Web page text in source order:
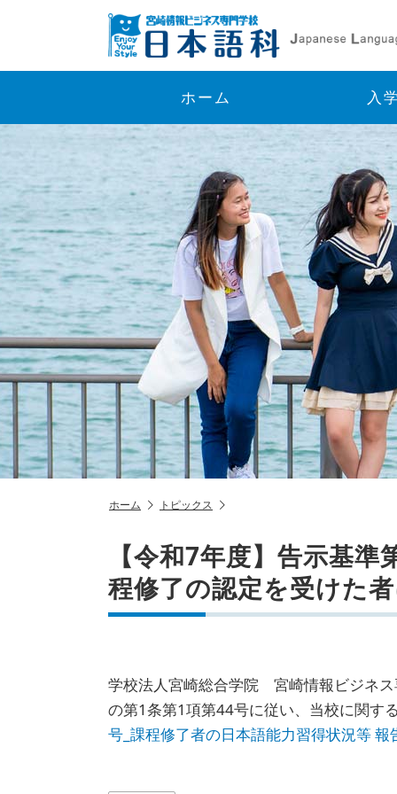
ホーム 入
ホーム トピックス
【令和7年度】告示基
程修了の認定を受けた
学校法人宮崎総合学院 宮崎情報ビジネ
の第1条第1項第44号に従い、当校に関す
号_課程修了者の日本語能力習得状況等 報